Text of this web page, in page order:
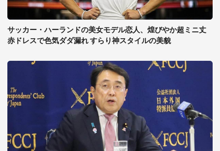
サッカー・ハーランドの美女モデル恋人、煌びやか超ミニ丈
赤ドレスで色気ダダ漏れ すらり神スタイルの美貌